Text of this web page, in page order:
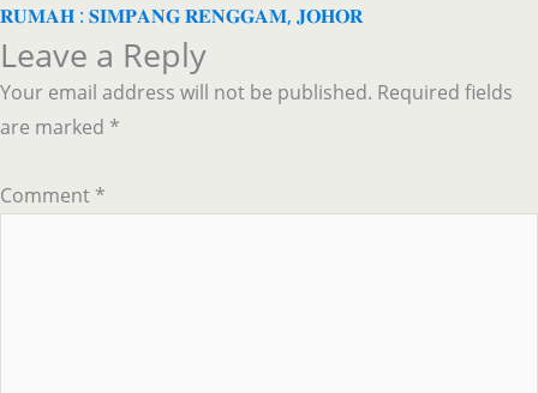
𝐑𝐔𝐌𝐀𝐇 : 𝐒𝐈𝐌𝐏𝐀𝐍𝐆 𝐑𝐄𝐍𝐆𝐆𝐀𝐌, 𝐉𝐎𝐇𝐎𝐑
Leave a Reply
Your email address will not be published. Required fields
are marked *
Comment *